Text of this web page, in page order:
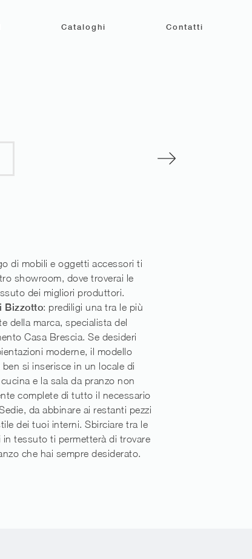
Cataloghi Contatti
di mobili e oggetti accessori ti
showroom, dove troverai le
dei migliori produttori.
Bizzotto: prediligi una tra le più
della marca, specialista del
Casa Brescia. Se desideri
moderne, il modello
si inserisce in un locale di
e la sala da pranzo non
complete di tutto il necessario
da abbinare ai restanti pezzi
dei tuoi interni. Sbirciare tra le
in tessuto ti permetterà di trovare
che hai sempre desiderato.